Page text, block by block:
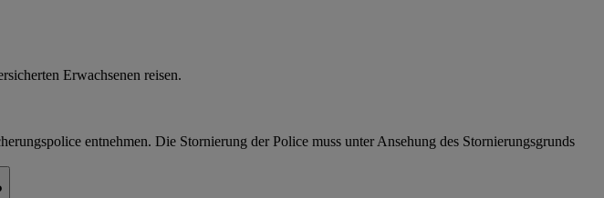
Erwachsenen reisen.
entnehmen. Die Stornierung der Police muss unter Ansehung des Stornierungsgrunds